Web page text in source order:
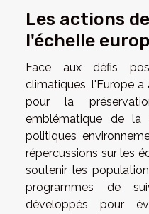
Les actions
l'échelle
Face aux défis
climatiques, l'Europe a
pour la
emblématique de la
politiques
répercussions sur les
soutenir les
programmes de
développés pour